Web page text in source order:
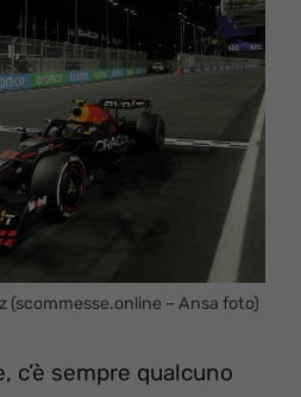
(scommesse.online – Ansa foto)
c’è sempre qualcuno